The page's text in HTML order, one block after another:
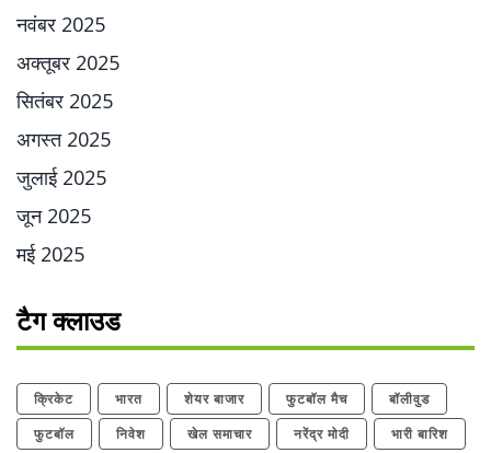
नवंबर 2025
अक्तूबर 2025
सितंबर 2025
अगस्त 2025
जुलाई 2025
जून 2025
मई 2025
टैग क्लाउड
क्रिकेट भारत शेयर बाजार फुटबॉल मैच
बॉलीवुड
फुटबॉल
निवेश खेल समाचार नरेंद्र मोदी
भारी बारिश